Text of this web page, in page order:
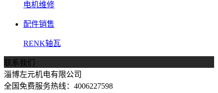
电机维修
配件销售
RENK轴瓦
联系我们
淄博左元机电有限公司
全国免费服务热线：4006227598